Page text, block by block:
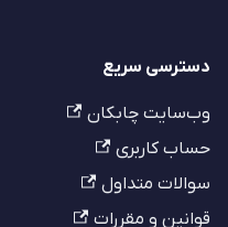
دسترسی سریع
وب‌سایت چابکان
حساب کاربری
سوالات متداول
قوانین و مقررات